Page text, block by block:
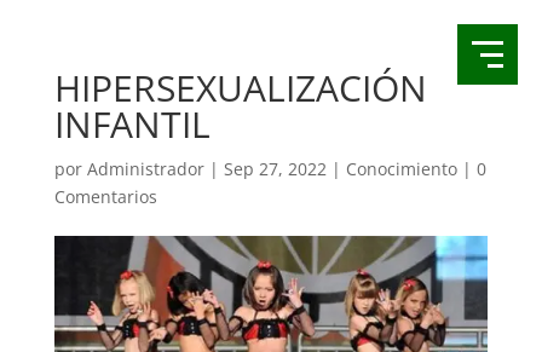
HIPERSEXUALIZACIÓN
INFANTIL
por Administrador| Sep 27, 2022| Conocimiento| 0
Comentarios